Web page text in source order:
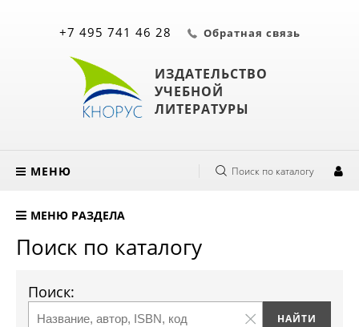
ИЗДАТЕЛЬСТВО
УЧЕБНОЙ
ЛИТЕРАТУРЫ
+7 495 741 46 28 Обратная связь
МЕНЮ Поиск по каталогу
МЕНЮ РАЗДЕЛА
Поиск по каталогу
Поиск: